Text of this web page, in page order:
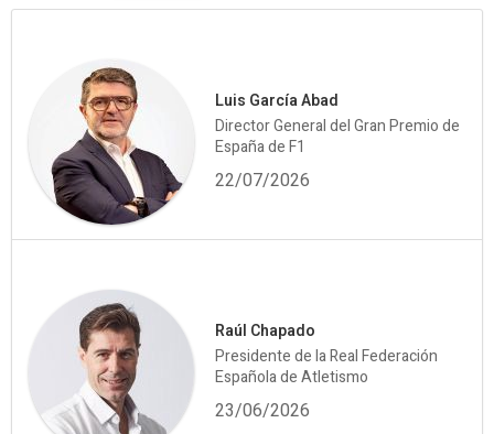
Luis García Abad
Director General del Gran Premio de
España de F1
22/07/2026
Raúl Chapado
Presidente de la Real Federación
Española de Atletismo
23/06/2026